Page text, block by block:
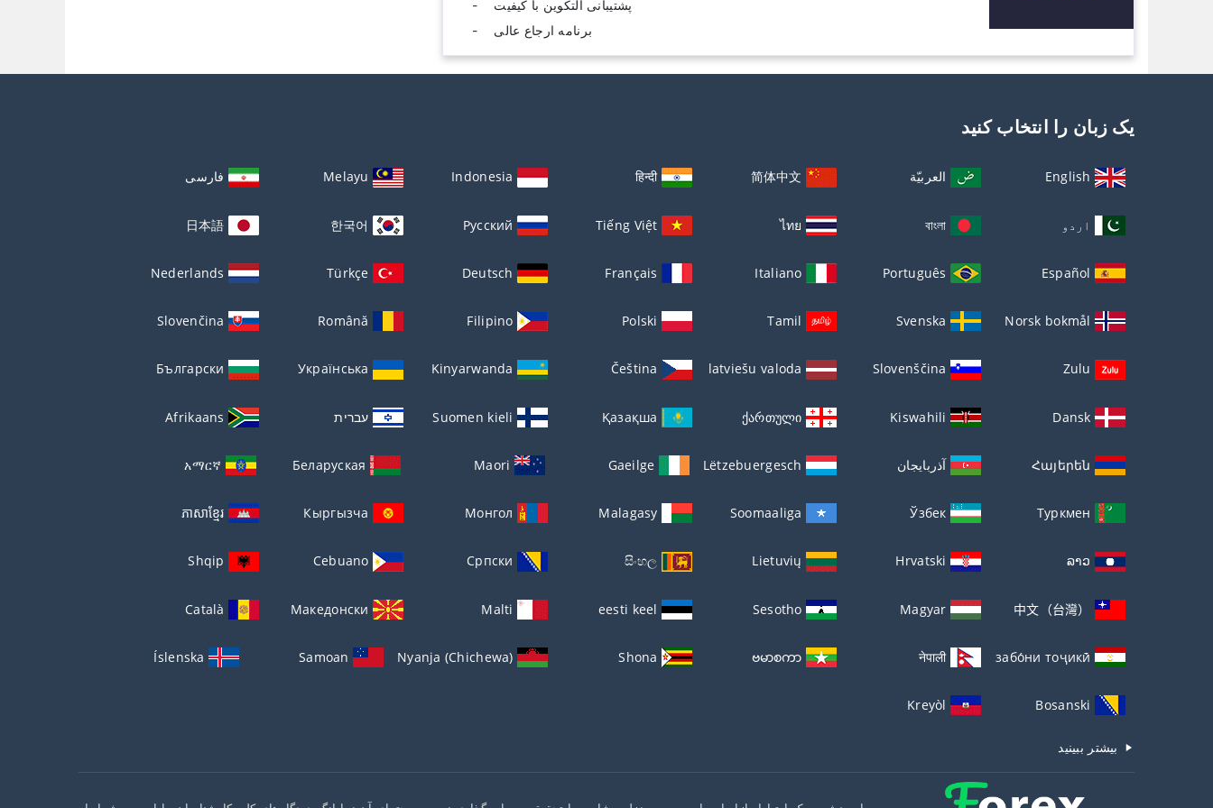
پشتیبانی آلتکوین با کیفیت
برنامه ارجاع عالی
یک زبان را انتخاب کنید
English العربيّة 简体中文
हिन्दी
Indonesia
Melayu فارسی
اردو বাংলা
ไทย
Tiếng Việt
Русский
한국어
日本語
Español
Português
Italiano
Français
Deutsch
Türkçe
Nederlands
Norsk bokmål
Svenska
Tamil
Polski
Filipino
Română
Slovenčina
Zulu
Slovenščina
latviešu valoda
Čeština
Kinyarwanda
Українська
Български
Dansk
Kiswahili
ქართული
Қазақша
Suomen kieli עברית Afrikaans
Հայերեն آذربايجان Lëtzebuergesch
Gaeilge
Maori
Беларуская
አማርኛ
Туркмен
Ўзбек
Soomaaliga
Malagasy
Монгол
Кыргызча
ភាសាខ្មែរ
ລາວ
Hrvatski
Lietuvių
සිංහල
Српски
Cebuano
Shqip
中文（台灣）
Magyar
Sesotho
eesti keel
Malti
Македонски
Català
забо́ни тоҷикӣ́
नेपाली
ဗမာစကာ
Shona
Nyanja (Chichewa)
Samoan
Íslenska
Bosanski
Kreyòl
بیشتر ببینید